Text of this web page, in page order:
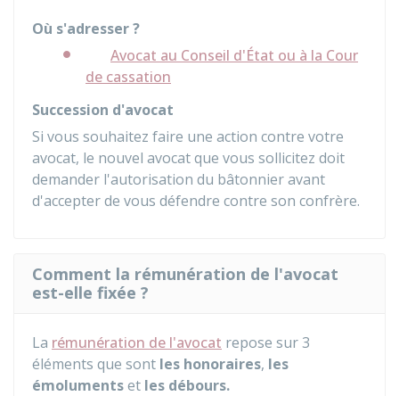
Où s'adresser ?
Avocat au Conseil d'État ou à la Cour
de cassation
Succession d'avocat
Si vous souhaitez faire une action contre votre
avocat, le nouvel avocat que vous sollicitez doit
demander l'autorisation du bâtonnier avant
d'accepter de vous défendre contre son confrère.
Comment la rémunération de l'avocat
est-elle fixée ?
La rémunération de l'avocat repose sur 3
éléments que sont les honoraires, les
émolumentset les débours.